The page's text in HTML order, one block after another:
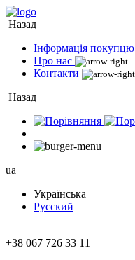
Назад
Інформація покупцю
Про нас
Контакти
Назад
ua
Українська
Русский
+38 067 726 33 11